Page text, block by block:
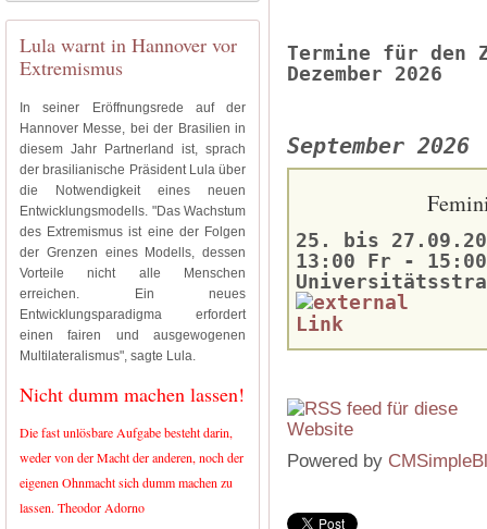
Lula warnt in Hannover vor
Extremismus
In seiner Eröffnungsrede auf der
Hannover Messe, bei der Brasilien in
diesem Jahr Partnerland ist, sprach
der brasilianische Präsident Lula über
die Notwendigkeit eines neuen
Entwicklungsmodells. "Das Wachstum
des Extremismus ist eine der Folgen
der Grenzen eines Modells, dessen
Vorteile nicht alle Menschen
erreichen. Ein neues
Entwicklungsparadigma erfordert
einen fairen und ausgewogenen
Multilateralismus", sagte Lula.
Nicht dumm machen lassen!
Die fast unlösbare Aufgabe besteht darin,
weder von der Macht der anderen, noch der
eigenen Ohnmacht sich dumm machen zu
lassen. Theodor Adorno
Termine für den
Dezember 2026
September 2026
25. bis
13:00 Fr - 15:00
Powered by